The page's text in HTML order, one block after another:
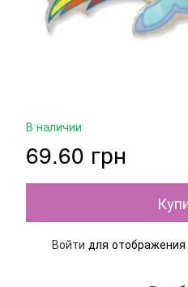
В наличии
69.60 грн
Войти для отображения